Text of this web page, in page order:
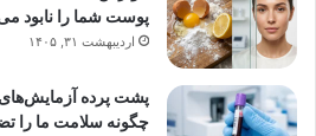
پوست شما را نابود می
اردیبهشت ۳۱, ۱۴۰۵
پشت پرده
چگونه سلامت ما را